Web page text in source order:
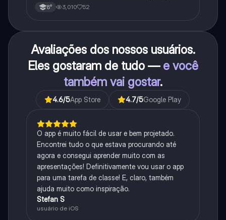
8° 3,010 52
Avaliações dos nossos usuários.
Eles gostaram de tudo — e você
também vai gostar.
4.6/5App Store 4.7/5Google Play
O app é muito fácil de usar e bem projetado.
Encontrei tudo o que estava procurando até
agora e consegui aprender muito com as
apresentações! Definitivamente vou usar o app
para uma tarefa de classe! E, claro, também
ajuda muito como inspiração.
Stefan S
usuário de iOS